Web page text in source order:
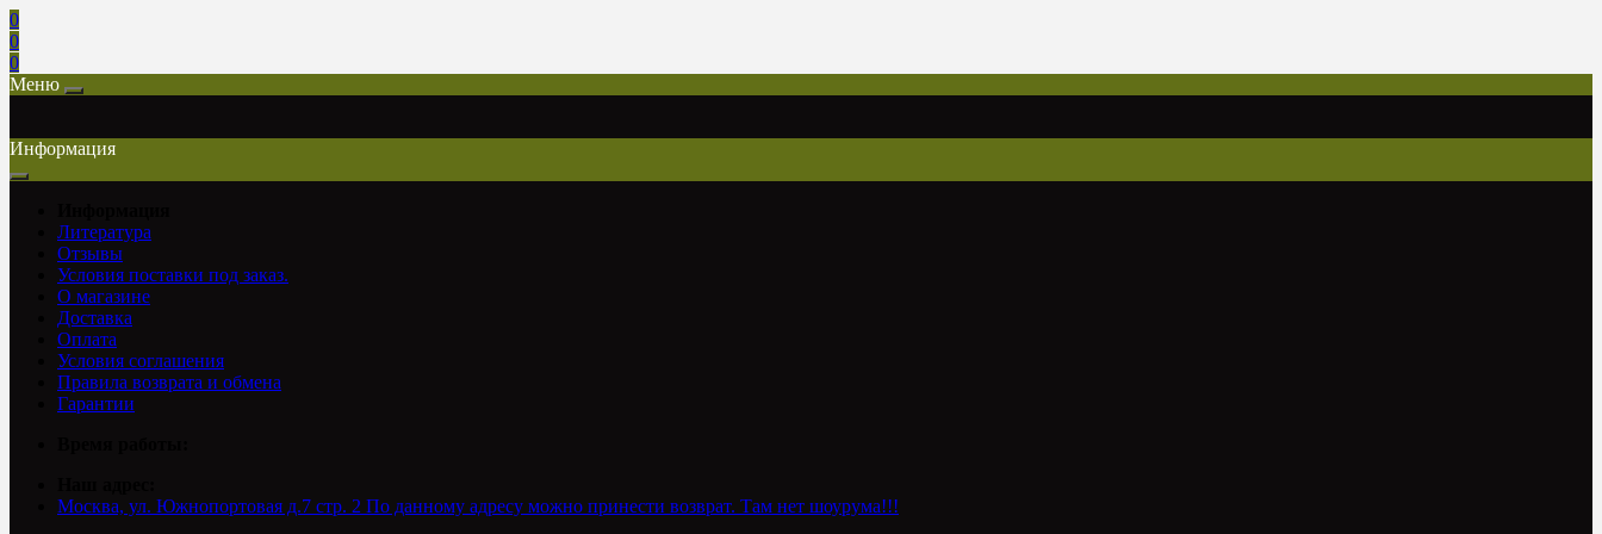
0
0
0
Меню
Информация
Литература
Отзывы
Условия поставки под заказ.
О магазине
Доставка
Оплата
Условия соглашения
Правила возврата и обмена
Гарантии
Москва, ул. Южнопортовая д.7 стр. 2 По данному адресу можно принести возврат. Там нет шоурума!!!